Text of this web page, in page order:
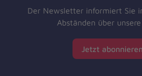
Der Newsletter informiert Sie
Abständen über
Jetzt abonnieren